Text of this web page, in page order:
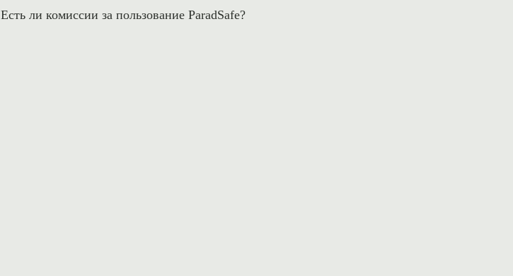
Есть ли комиссии за пользование ParadSafe?